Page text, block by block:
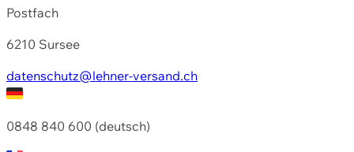
Postfach
6210 Sursee
datenschutz@lehner-versand.ch
0848 840 600 (deutsch)